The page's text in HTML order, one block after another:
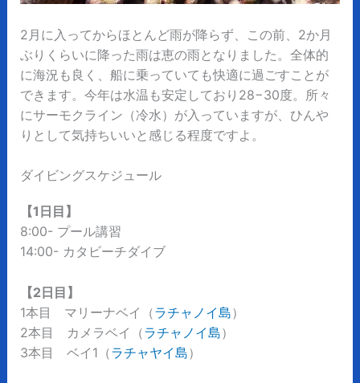
2月に入ってからほとんど雨が降らず、この前、2か月
ぶりくらいに降った雨は恵の雨となりました。全体的
に海況も良く、船に乗っていても快適に過ごすことが
できます。今年は水温も安定しており28−30度。所々
にサーモクライン（冷水）が入っていますが、ひんや
りとして気持ちいいと感じる程度ですよ。
ダイビングスケジュール
【1日目】
8:00- プール講習
14:00- カタビーチダイブ
【2日目】
1本目 マリーナベイ（ラチャノイ島）
2本目 カメラベイ（ラチャノイ島）
3本目 ベイ1（ラチャヤイ島）